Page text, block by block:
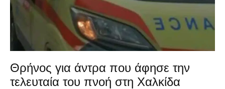
Θρήνος για άντρα που άφησε την
τελευταία του πνοή στη Χαλκίδα